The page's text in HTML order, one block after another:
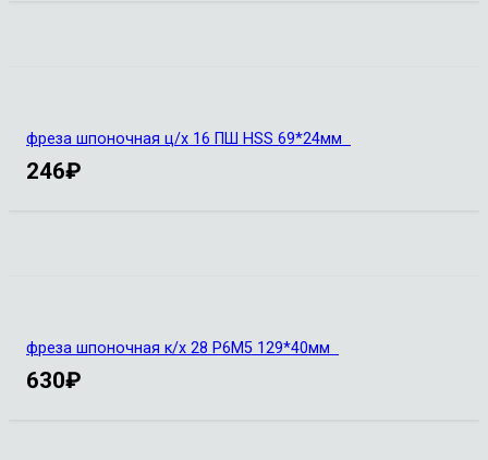
фреза шпоночная ц/х 16 ПШ HSS 69*24мм
246₽
фреза шпоночная к/х 28 Р6М5 129*40мм
630₽